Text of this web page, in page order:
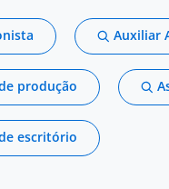
Auxiliar
produção
escritório